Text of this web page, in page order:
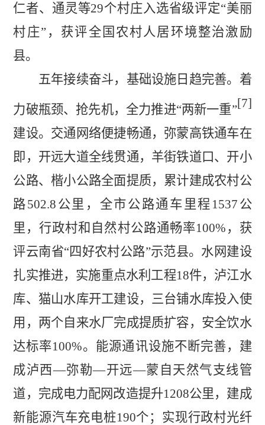
仁者、通灵等29个村庄入选省级评定“美丽
村庄”，获评全国农村人居环境整治激励
县。
五年接续奋斗，基础设施日趋完善。 着
力破瓶颈、抢先机，全力推进“两新一重”[7]
建设。交通网络便捷畅通，弥蒙高铁通车在
即，开远大道全线贯通，羊街铁道口、开小
公路、楷小公路全面提质， 累计建成农村公
路502.8 公里， 全市公路通车里程 1537 公
里，行政村和自然村公路通畅率100% ，获
评云南省“四好农村公路”示范县。水网建设
扎实推进，实施重点水利工程18件，泸江水
库、猫山水库开工建设，三台铺水库投入使
用，两个自来水厂完成提质扩容，安全饮水
达标率100%。能源通讯设施不断完善，建
成泸西—弥勒—开远—蒙 自天然气支线管
道，完成电力配网改造提升1208公里，建成
新能源汽车充电桩190个；实现行政村光纤